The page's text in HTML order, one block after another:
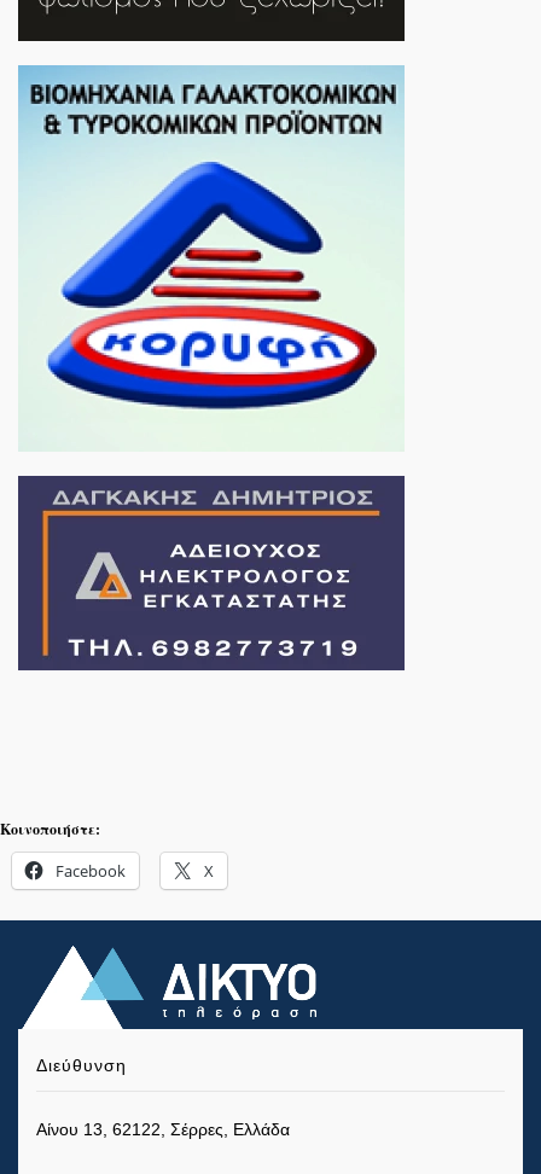
Κοινοποιήστε:
Facebook X
Διεύθυνση
Αίνου 13, 62122, Σέρρες, Ελλάδα